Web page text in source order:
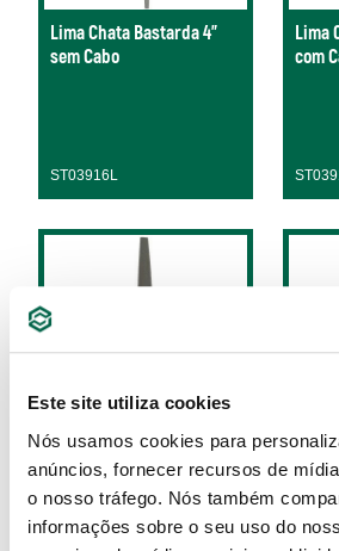
Este site utiliza cookies
Nós usamos cookies para
anúncios, fornecer recursos de
o nosso tráfego. Nós também
informações sobre o seu uso do
Lima Chata Bastarda 4"
sem Cabo
ST03916L
Lima
com
Lima Chata Bastarda 6"
sem Cabo
Lima